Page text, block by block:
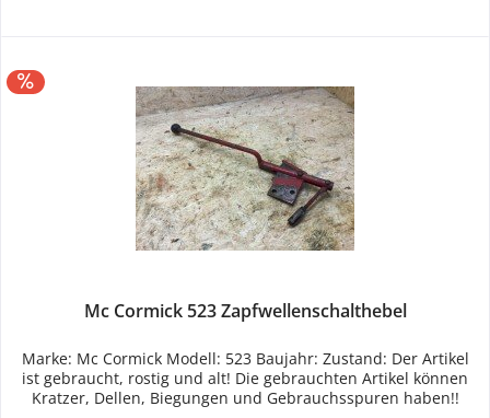
Mc Cormick 523 Zapfwellenschalthebel
Marke: Mc Cormick Modell: 523 Baujahr: Zustand: Der Artikel
ist gebraucht, rostig und alt! Die gebrauchten Artikel können
Kratzer, Dellen, Biegungen und Gebrauchsspuren haben!!